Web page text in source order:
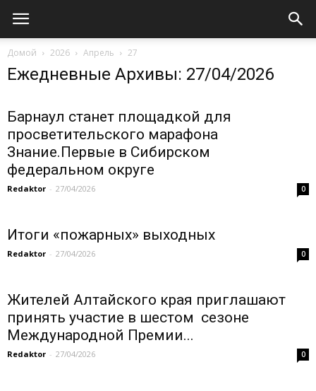
Домой 2026 Апрель 27
Ежедневные Архивы: 27/04/2026
Барнаул станет площадкой для
просветительского марафона
Знание.Первые в Сибирском
федеральном округе
Redaktor - 27/04/2026 0
Итоги «пожарных» выходных
Redaktor - 27/04/2026 0
Жителей Алтайского края приглашают
принять участие в шестом сезоне
Международной Премии...
Redaktor - 27/04/2026 0